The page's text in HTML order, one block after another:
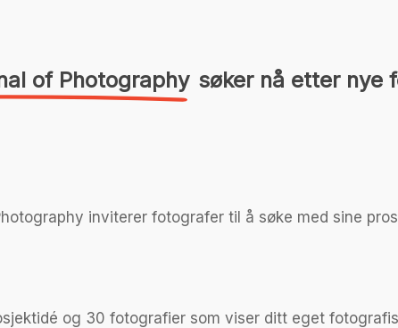
of Photography søker nå etter nye
inviterer fotografer til å søke med sine
og 30 fotografier som viser ditt eget